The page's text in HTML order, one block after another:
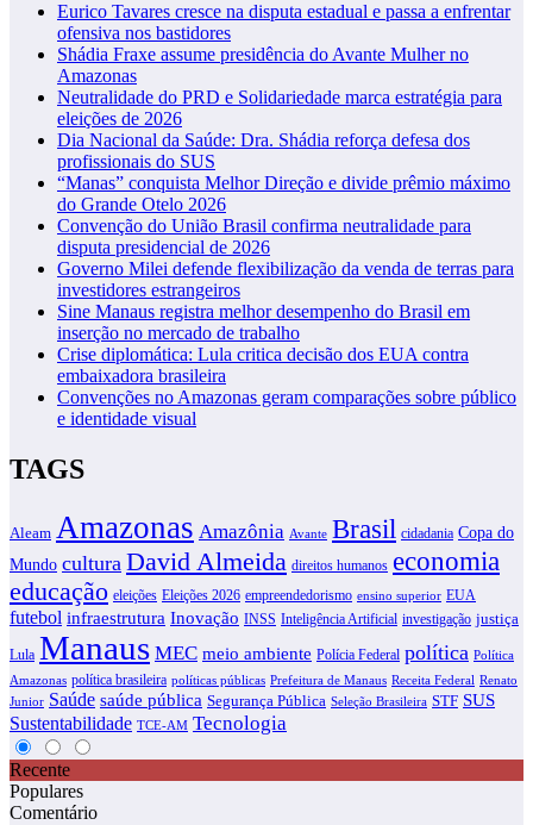
Eurico Tavares cresce na disputa estadual e passa a enfrentar
ofensiva nos bastidores
Shádia Fraxe assume presidência do Avante Mulher no
Amazonas
Neutralidade do PRD e Solidariedade marca estratégia para
eleições de 2026
Dia Nacional da Saúde: Dra. Shádia reforça defesa dos
profissionais do SUS
“Manas” conquista Melhor Direção e divide prêmio máximo
do Grande Otelo 2026
Convenção do União Brasil confirma neutralidade para
disputa presidencial de 2026
Governo Milei defende flexibilização da venda de terras para
investidores estrangeiros
Sine Manaus registra melhor desempenho do Brasil em
inserção no mercado de trabalho
Crise diplomática: Lula critica decisão dos EUA contra
embaixadora brasileira
Convenções no Amazonas geram comparações sobre público
e identidade visual
TAGS
Aleam Amazonas Amazônia Avante Brasil cidadania Copa do
Mundo cultura David Almeida direitos humanos economia
educação eleições Eleições 2026 empreendedorismo ensino superior EUA
futebol infraestrutura Inovação INSS Inteligência Artificial investigação justiça
Lula Manaus MEC meio ambiente Polícia Federal política Política
Amazonas política brasileira políticas públicas Prefeitura de Manaus Receita Federal Renato
Junior Saúde saúde pública Segurança Pública Seleção Brasileira STF SUS
Sustentabilidade TCE-AM Tecnologia
Recente
Populares
Comentário